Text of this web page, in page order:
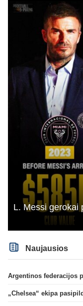
L. Messi gerokai
Naujausios
„Chelsea“ ekipa